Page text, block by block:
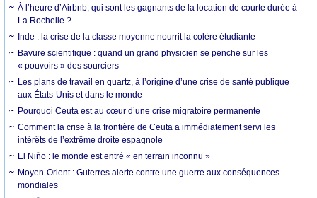
À l’heure d’Airbnb, qui sont les gagnants de la location de courte durée à
La Rochelle ?
Inde : la crise de la classe moyenne nourrit la colère étudiante
Bavure scientifique : quand un grand physicien se penche sur les
« pouvoirs » des sourciers
Les plans de travail en quartz, à l’origine d’une crise de santé publique
aux États-Unis et dans le monde
Pourquoi Ceuta est au cœur d’une crise migratoire permanente
Comment la crise à la frontière de Ceuta a immédiatement servi les
intérêts de l’extrême droite espagnole
El Niño : le monde est entré « en terrain inconnu »
Moyen-Orient : Guterres alerte contre une guerre aux conséquences
mondiales